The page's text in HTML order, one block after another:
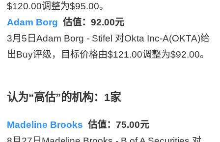
$120.00调整为$95.00。
Adam Borg 估值：92.00元
3月5日Adam Borg - Stifel 对Okta Inc-A(OKTA)给
出Buy评级，目标价格由$121.00调整为$92.00。
认为“高估”的机构：1家
Madeline Brooks 估值：75.00元